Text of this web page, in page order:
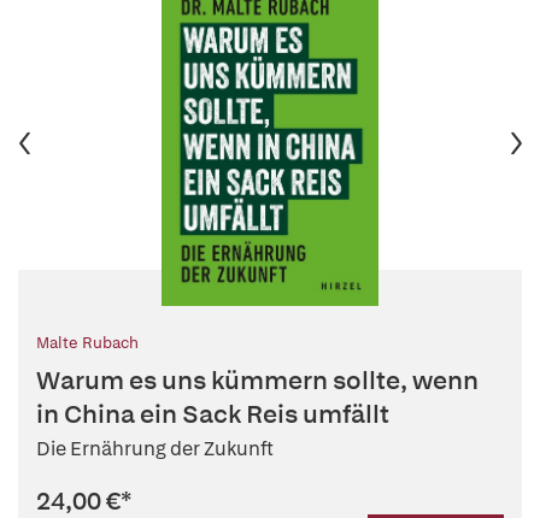
Malte Rubach
Warum es uns kümmern sollte, wenn
in China ein Sack Reis umfällt
Die Ernährung der Zukunft
24,00 €*